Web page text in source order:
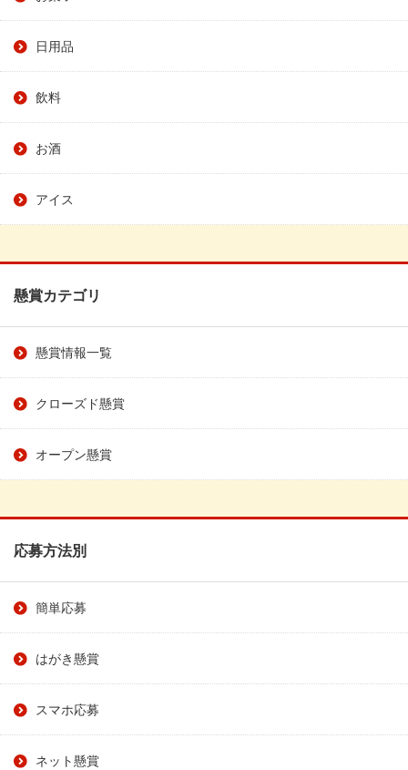
日用品
飲料
お酒
アイス
懸賞カテゴリ
懸賞情報一覧
クローズド懸賞
オープン懸賞
応募方法別
簡単応募
はがき懸賞
スマホ応募
ネット懸賞